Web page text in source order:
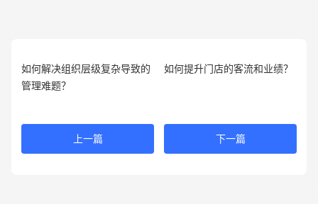
如何解决组织层级复杂导致的
管理难题？
上一篇
如何提升门店的客流和业绩？
下一篇